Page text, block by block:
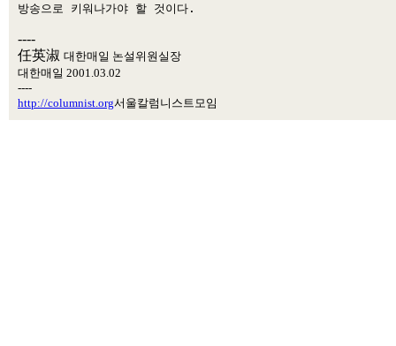
----
任英淑 대한매일 논설위원실장
대한매일 2001.03.02
----
http://columnist.org서울칼럼니스트모임